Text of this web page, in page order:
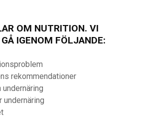
OM NUTRITION. VI
IGENOM FÖLJANDE:
rekommendationer
undernäring